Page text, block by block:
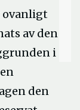
ovanligt
av den
i
den